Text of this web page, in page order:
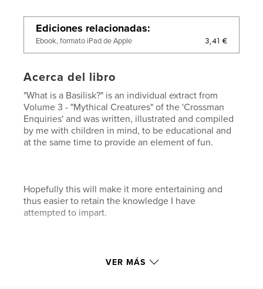
Ediciones relacionadas
Ebook, formato iPad de Apple 3,41 €
Acerca del libro
"What is a Basilisk?" is an individual extract from
Volume 3 - "Mythical Creatures" of the 'Crossman
Enquiries' and was written, illustrated and compiled
by me with children in mind, to be educational and
at the same time to provide an element of fun.
Hopefully this will make it more entertaining and
thus easier to retain the knowledge I have
attempted to impart.
VER MÁS